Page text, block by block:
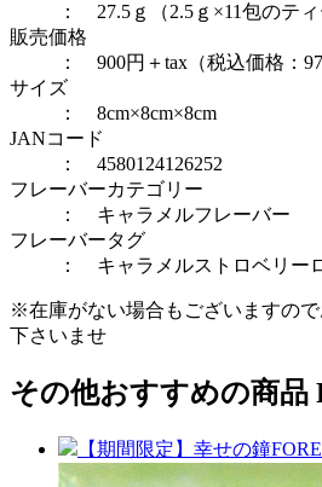
： 27.5ｇ（2.5ｇ×11包のテ
販売価格
： 900円＋tax（税込価格：
サイズ
： 8cm×8cm×8cm
JANコード
： 4580124126252
フレーバーカテゴリー
： キャラメルフレーバー
フレーバータグ
： キャラメルストロベリー
※在庫がない場合もございますの
下さいませ
その他おすすめの商品
【期間限定】幸せの鐘